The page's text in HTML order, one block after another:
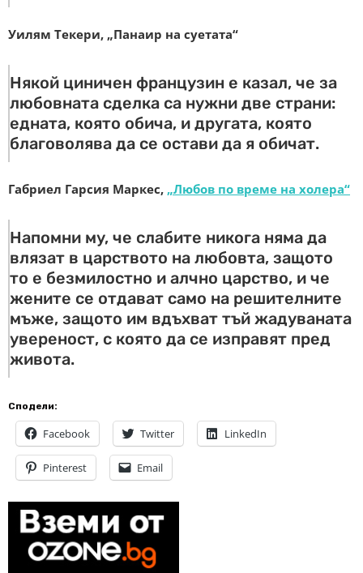
Уилям Текери, „Панаир на суетата“
Някой циничен французин е казал, че за
любовната сделка са нужни две страни:
едната, която обича, и другата, която
благоволява да се остави да я обичат.
Габриел Гарсия Маркес, „Любов по време на холера“
Напомни му, че слабите никога няма да
влязат в царството на любовта, защото
то е безмилостно и алчно царство, и че
жените се отдават само на решителните
мъже, защото им вдъхват тъй жадуваната
увереност, с която да се изправят пред
живота.
Сподели:
Facebook Twitter LinkedIn
Pinterest Email